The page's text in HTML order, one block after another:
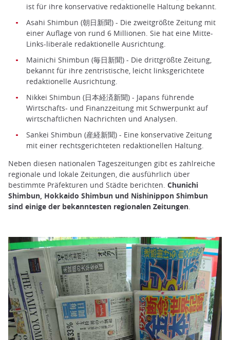
ist für ihre konservative redaktionelle Haltung bekannt.
Asahi Shimbun (朝日新聞) - Die zweitgrößte Zeitung mit
einer Auflage von rund 6 Millionen. Sie hat eine Mitte-
Links-liberale redaktionelle Ausrichtung.
Mainichi Shimbun (毎日新聞) - Die drittgrößte Zeitung,
bekannt für ihre zentristische, leicht linksgerichtete
redaktionelle Ausrichtung.
Nikkei Shimbun (日本経済新聞) - Japans führende
Wirtschafts- und Finanzzeitung mit Schwerpunkt auf
wirtschaftlichen Nachrichten und Analysen.
Sankei Shimbun (産経新聞) - Eine konservative Zeitung
mit einer rechtsgerichteten redaktionellen Haltung.
Neben diesen nationalen Tageszeitungen gibt es zahlreiche
regionale und lokale Zeitungen, die ausführlich über
bestimmte Präfekturen und Städte berichten. Chunichi
Shimbun, Hokkaido Shimbun und Nishinippon Shimbun
sind einige der bekanntesten regionalen Zeitungen.